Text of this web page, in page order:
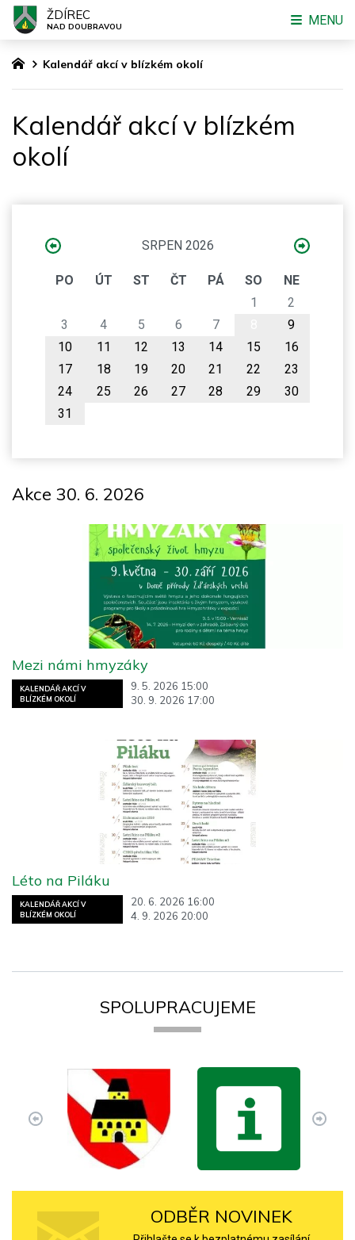
Kalendář akcí v blízkém okolí
Kalendář akcí v blízkém
okolí
SRPEN 2026
PO ÚT ST ČT PÁ SO
NE
1
2
3
4 5 6 7
9
10
11 12 13 14 15
16
17
18 19 20 21 22
23
24
25 26 27 28 29
30
31
Akce 30. 6. 2026
KALENDÁŘ AKCÍ V
BLÍZKÉM OKOLÍ
9. 5. 2026 15:00
30. 9. 2026 17:00
Mezi námi hmyzáky
KALENDÁŘ AKCÍ V
BLÍZKÉM OKOLÍ
20. 6. 2026 16:00
4. 9. 2026 20:00
Léto na Piláku
SPOLUPRACUJEME
ODBĚR NOVINEK
ŽDÍREC
NAD DOUBRAVOU MENU